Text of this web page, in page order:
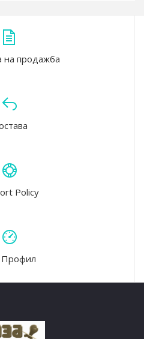
на продажба
Policy
Профил